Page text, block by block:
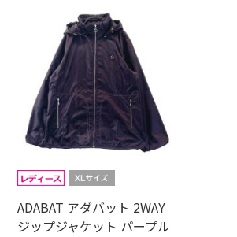
ADABAT アダバット 2WAY
ジップジャケット パープル